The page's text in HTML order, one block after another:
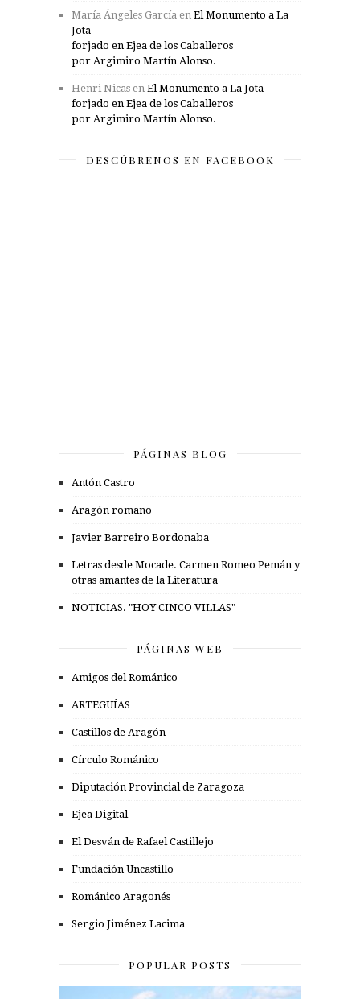
María Ángeles García en El Monumento a La
Jota
forjado en Ejea de los Caballeros
por Argimiro Martín Alonso.
Henri Nicas en El Monumento a La Jota
forjado en Ejea de los Caballeros
por Argimiro Martín Alonso.
DESCÚBRENOS EN FACEBOOK
PÁGINAS BLOG
Antón Castro
Aragón romano
Javier Barreiro Bordonaba
Letras desde Mocade. Carmen Romeo Pemán y
otras amantes de la Literatura
NOTICIAS. "HOY CINCO VILLAS"
PÁGINAS WEB
Amigos del Románico
ARTEGUÍAS
Castillos de Aragón
Círculo Románico
Diputación Provincial de Zaragoza
Ejea Digital
El Desván de Rafael Castillejo
Fundación Uncastillo
Románico Aragonés
Sergio Jiménez Lacima
POPULAR POSTS